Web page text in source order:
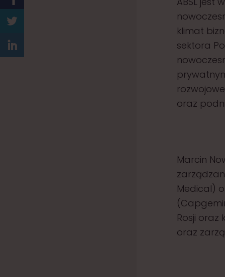
klimat
sektora
oraz
Marcin
Medical)
Rosji oraz
oraz